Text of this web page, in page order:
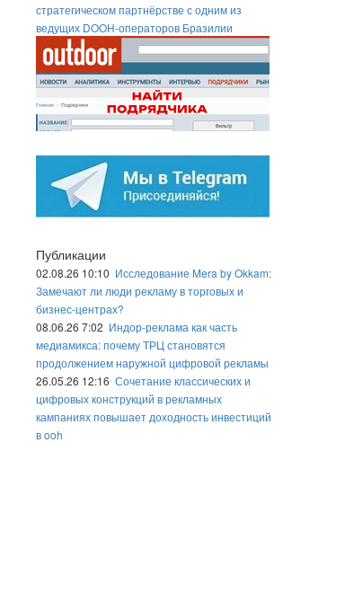
стратегическом партнёрстве с одним из
ведущих DOOH-операторов Бразилии
Публикации
02.08.26 10:10 Исследование Mera by Okkam:
Замечают ли люди рекламу в торговых и
бизнес-центрах?
08.06.26 7:02 Индор-реклама как часть
медиамикса: почему ТРЦ становятся
продолжением наружной цифровой рекламы
26.05.26 12:16 Сочетание классических и
цифровых конструкций в рекламных
кампаниях повышает доходность инвестиций
в ooh